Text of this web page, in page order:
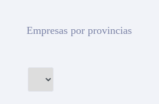
Empresas por provincias